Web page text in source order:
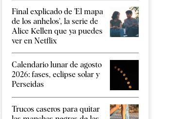
Final explicado de 'El mapa
de los anhelos', la serie de
Alice Kellen que ya puedes
ver en Netflix
Calendario lunar de agosto
2026: fases, eclipse solar y
Perseidas
Trucos caseros para quitar